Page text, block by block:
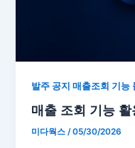
발주 공지 매출조회 기능
매출 조회 기능 활
미다웍스/05/30/2026